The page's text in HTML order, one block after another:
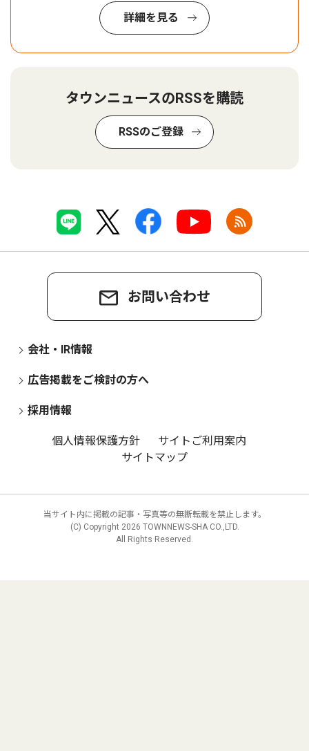
詳細を見る
タウンニュースのRSSを購読
RSSのご登録
お問い合わせ
会社・IR情報
広告掲載をご検討の方へ
採用情報
個人情報保護方針
サイトご利用案内
サイトマップ
当サイト内に掲載の記事・写真等の無断転載を禁止します。
(C) Copyright 2026 TOWNNEWS-SHA CO.,LTD.
All Rights Reserved.